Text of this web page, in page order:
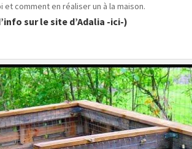
et comment en réaliser un à la maison.
sur le site d’Adalia -ici-)